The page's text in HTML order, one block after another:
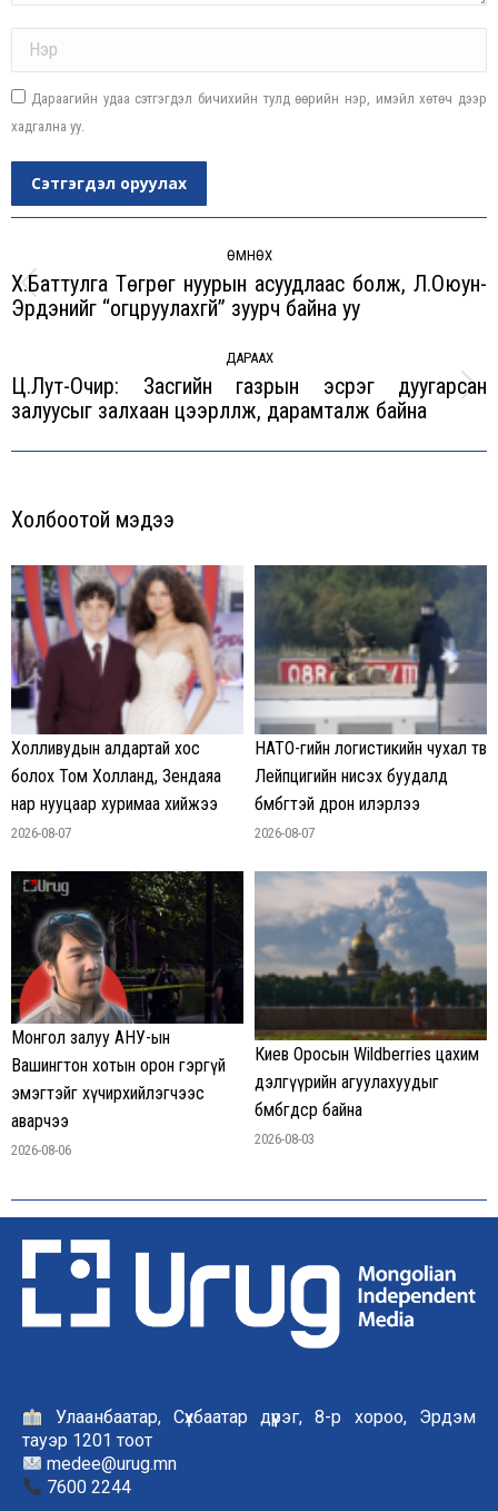
Дараагийн удаа сэтгэгдэл бичихийн тулд өөрийн нэр, имэйл хөтөч дээр
хадгална уу.
Сэтгэгдэл оруулах
navigation
ӨМНӨХ
Previous
post:
Х.Баттулга Төгрөг нуурын асуудлаас болж, Л.Оюун-
Эрдэнийг “огцруулахгүй” зуурч байна уу
ДАРААХ
Next
post:
Ц.Лут-Очир: Засгийн газрын эсрэг дуугарсан
залуусыг залхаан цээрлүүлж, дарамталж байна
Холбоотой мэдээ
Холливудын алдартай хос
болох Том Холланд, Зендаяа
нар нууцаар хуримаа хийжээ
2026-08-07
НАТО-гийн логистикийн чухал төв
Лейпцигийн нисэх буудалд
бөмбөгтэй дрон илэрлээ
2026-08-07
Монгол залуу АНУ-ын
Вашингтон хотын орон гэргүй
эмэгтэйг хүчирхийлэгчээс
аварчээ
2026-08-06
Киев Оросын Wildberries цахим
дэлгүүрийн агуулахуудыг
бөмбөгдсөөр байна
2026-08-03
Улаанбаатар, Сүхбаатар дүүрэг, 8-р хороо, Эрдэм
тауэр 1201 тоот
medee@urug.mn
7600 2244